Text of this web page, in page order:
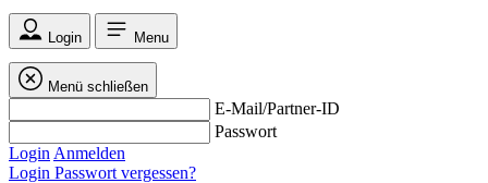
Login Menu
Menü schließen
E-Mail/Partner-ID
Passwort
Login Anmelden
Login Passwort vergessen?